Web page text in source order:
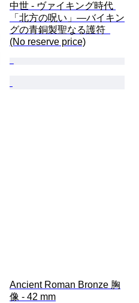
中世 - ヴァイキング時代
「北方の呪い」—バイキン
グの青銅製聖なる護符
(No reserve price)
Ancient Roman Bronze 胸
像 - 42 mm